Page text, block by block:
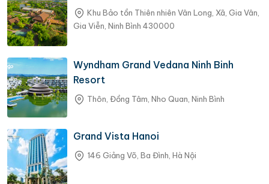
Khu Bảo tồn Thiên nhiên Vân Long, Xã, Gia Vân,
Gia Viễn, Ninh Bình 430000
Wyndham Grand Vedana Ninh Binh
Resort
Thôn, Đồng Tâm, Nho Quan, Ninh Bình
Grand Vista Hanoi
146 Giảng Võ, Ba Đình, Hà Nội